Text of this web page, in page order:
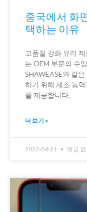
중국에서 화
택하는 이유
고품질 강화 유리
는 OEM 부문의 수
SHAWEASE와 같
하기 위해 제조 능
를 제공합니다.
더 보기 »
2022-04-21 댓글